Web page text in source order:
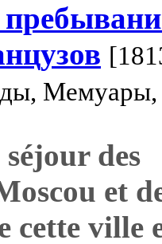
Мемуары,
des
et
cette ville